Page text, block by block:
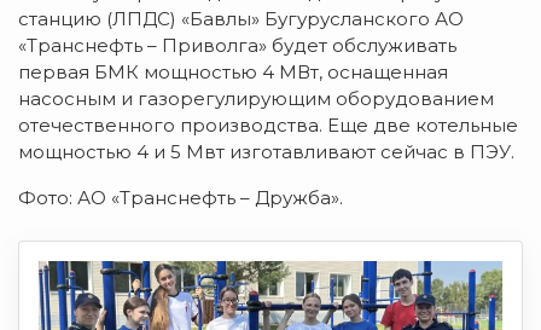
станцию (ЛПДС) «Бавлы» Бугурусланского АО
«Транснефть – Приволга» будет обслуживать
первая БМК мощностью 4 МВт, оснащенная
насосным и газорегулирующим оборудованием
отечественного производства. Еще две котельные
мощностью 4 и 5 Мвт изготавливают сейчас в ПЭУ.
Фото: АО «Транснефть – Дружба».